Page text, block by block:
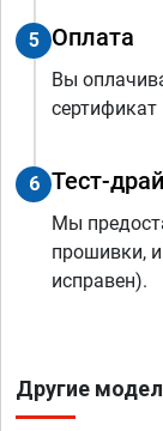
5 Оплата
Вы
6 Тест-
Мы
прошивки,
исправен).
Другие